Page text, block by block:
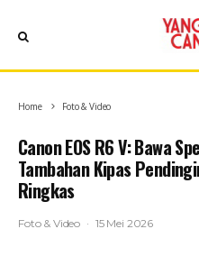
Home Foto & Video
Canon EOS R6 V: Bawa
Tambahan Kipas
Ringkas
Foto & Video · 15 Mei 2026